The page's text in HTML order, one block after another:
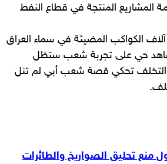
المشاريع المنتجة في قطاع النفط
الكواكب المضيئة في سماء العراق
شاهد حي على تجربة شعب ستظل
تحكي قصة شعب أبي لم تنل
منع تحليق الصواريخ والطائرات